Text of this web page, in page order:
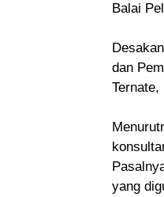
Balai
dan
Ternate,
yang